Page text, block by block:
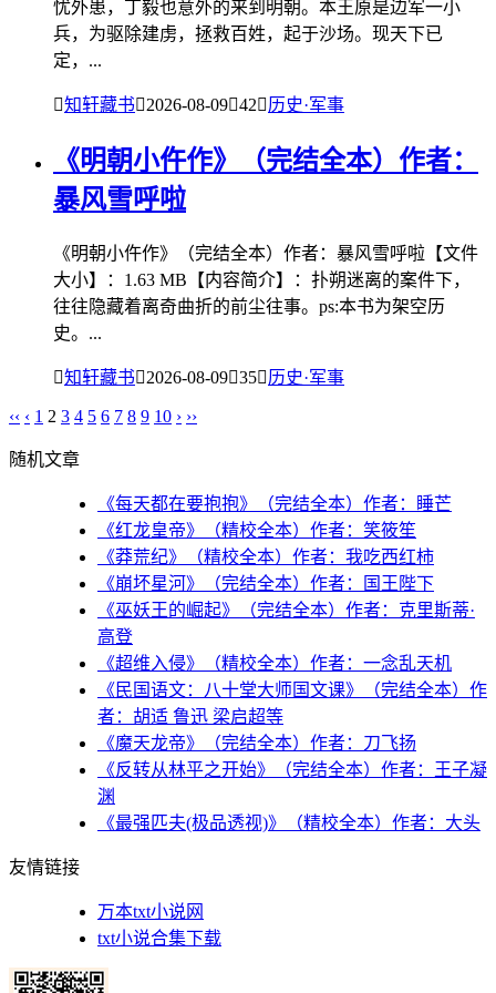
忧外患，丁毅也意外的来到明朝。本王原是边军一小
兵，为驱除建虏，拯救百姓，起于沙场。现天下已
定，...
知轩藏书2026-08-0942历史·军事
《明朝小仵作》（完结全本）作者：
暴风雪呼啦
《明朝小仵作》（完结全本）作者：暴风雪呼啦【文件
大小】：1.63 MB【内容简介】：扑朔迷离的案件下，
往往隐藏着离奇曲折的前尘往事。ps:本书为架空历
史。...
知轩藏书2026-08-0935历史·军事
‹‹ ‹ 1 2 3 4 5 6 7 8 9 10 › ››
随机文章
《每天都在要抱抱》（完结全本）作者：睡芒
《红龙皇帝》（精校全本）作者：笑筱笙
《莽荒纪》（精校全本）作者：我吃西红柿
《崩坏星河》（完结全本）作者：国王陛下
《巫妖王的崛起》（完结全本）作者：克里斯蒂·
高登
《超维入侵》（精校全本）作者：一念乱天机
《民国语文：八十堂大师国文课》（完结全本）作
者：胡适 鲁迅 梁启超等
《魔天龙帝》（完结全本）作者：刀飞扬
《反转从林平之开始》（完结全本）作者：王子凝
渊
《最强匹夫(极品透视)》（精校全本）作者：大头
友情链接
万本txt小说网
txt小说合集下载